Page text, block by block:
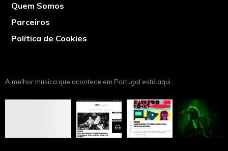
Quem Somos
Parceiros
Política de Cookies
A melhor música que acontece em Portugal está aqui.